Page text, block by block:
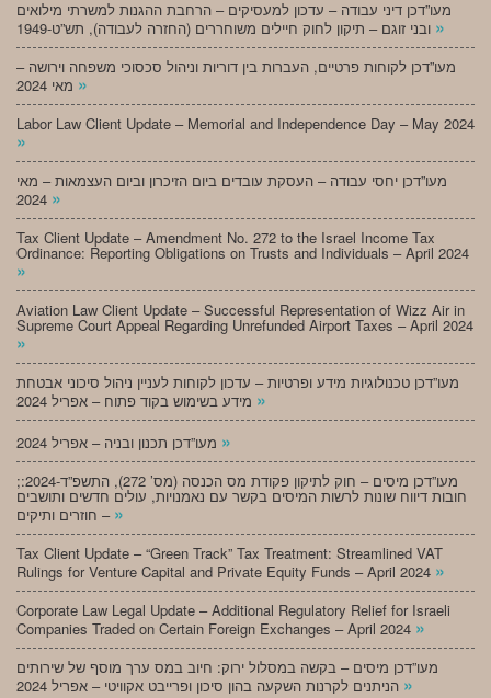
מעו”דכן דיני עבודה – עדכון למעסיקים – הרחבת ההגנות למשרתי מילואים
»
מעו”דכן לקוחות פרטיים, העברות בין דוריות וניהול סכסוכי משפחה וירושה –
»
Labor Law Client Update – Memorial and Independence Day – May 2024
»
מעו”דכן יחסי עבודה – העסקת עובדים ביום הזיכרון וביום העצמאות – מאי
»
Tax Client Update – Amendment No. 272 to the Israel Income Tax
Ordinance: Reporting Obligations on Trusts and Individuals – April 2024
»
Aviation Law Client Update – Successful Representation of Wizz Air in
Supreme Court Appeal Regarding Unrefunded Airport Taxes – April 2024
»
מעו”דכן טכנולוגיות מידע ופרטיות – עדכון לקוחות לעניין ניהול סיכוני אבטחת
»
»
;מעו”דכן מיסים – חוק לתיקון פקודת מס הכנסה (מס’ 272), התשפ”ד-2024:
חובות דיווח שונות לרשות המיסים בקשר עם נאמנויות, עולים חדשים ותושבים
חוזרים ותיקים – »
Tax Client Update – “Green Track” Tax Treatment: Streamlined VAT
Rulings for Venture Capital and Private Equity Funds – April 2024 »
Corporate Law Legal Update – Additional Regulatory Relief for Israeli
Companies Traded on Certain Foreign Exchanges – April 2024 »
מעו”דכן מיסים – בקשה במסלול ירוק: חיוב במס ערך מוסף של שירותים
»